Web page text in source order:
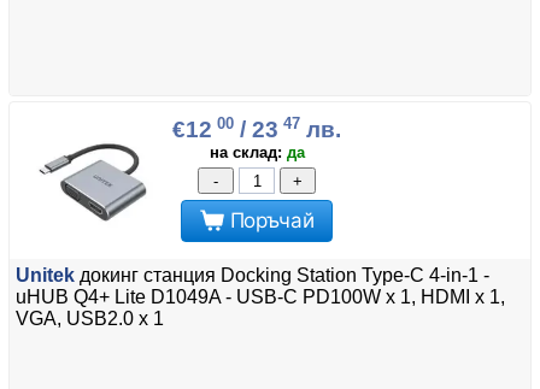
€12 00 / 23 47 лв.
на склад: да
-
+
Поръчай
Unitek докинг станция Docking Station Type-C 4-in-1 -
uHUB Q4+ Lite D1049A - USB-C PD100W x 1, HDMI x 1,
VGA, USB2.0 x 1